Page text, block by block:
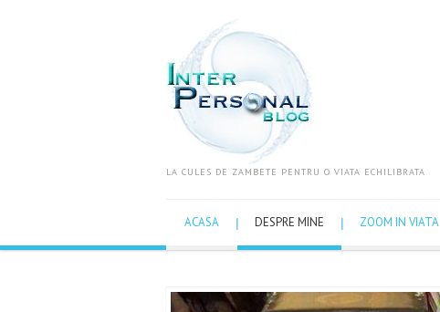
LA CULES DE ZAMBETE PENTRU O VIATA ECHILIBRATA
ACASA DESPRE MINE ZOOM IN VIATA